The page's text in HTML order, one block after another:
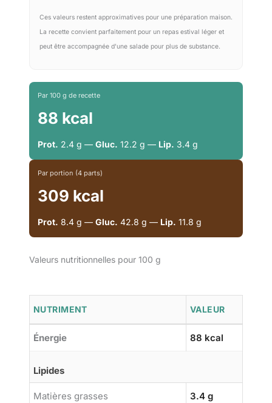
Ces valeurs restent approximatives pour une préparation maison.
La recette convient parfaitement pour un repas estival léger et
peut être accompagnée d'une salade pour plus de substance.
Par 100 g de recette
88 kcal
Prot. 2.4 g — Gluc. 12.2 g — Lip. 3.4 g
Par portion (4 parts)
309 kcal
Prot. 8.4 g — Gluc. 42.8 g — Lip. 11.8 g
Valeurs nutritionnelles pour 100 g
NUTRIMENT VALEUR
Énergie 88 kcal
Lipides
Matières grasses 3.4 g